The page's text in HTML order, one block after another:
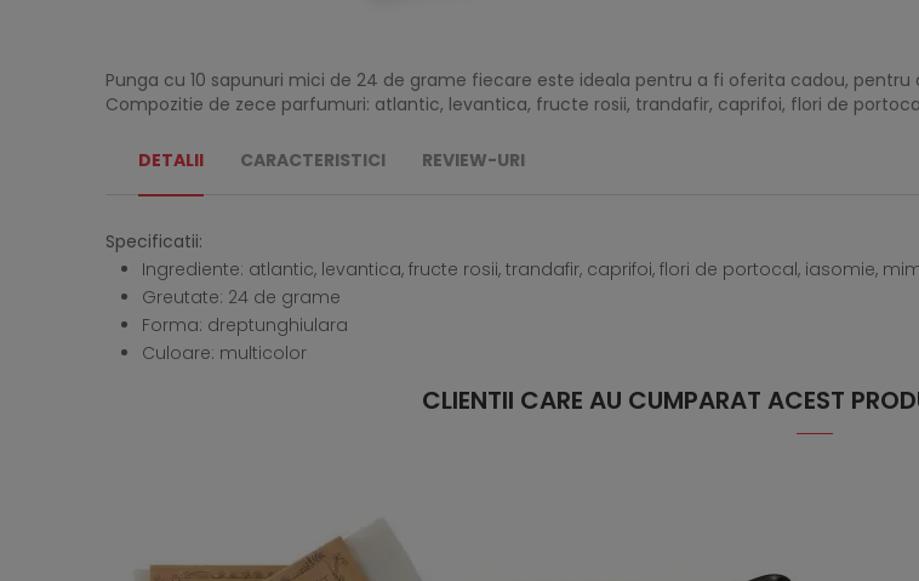
Punga cu 10 sapunuri mici de 24 de grame fiecare este ideala pentru a fi oferita cadou,
Compozitie de zece parfumuri: atlantic, levantica, fructe rosii, trandafir, caprifoi, flori de
DETALII CARACTERISTICI REVIEW-URI
Specificatii:
Ingrediente: atlantic, levantica, fructe rosii, trandafir, caprifoi, flori de portocal, iasomie,
Greutate: 24 de grame
Forma: dreptunghiulara
Culoare: multicolor
CLIENTII CARE AU CUMPARAT ACEST